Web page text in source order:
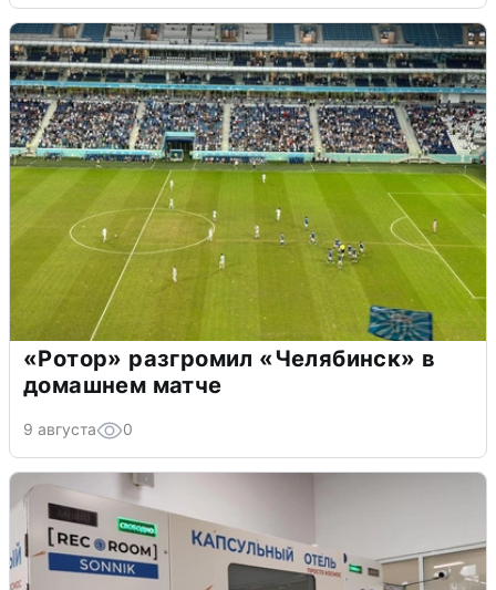
«Ротор» разгромил «Челябинск» в
домашнем матче
9 августа 0